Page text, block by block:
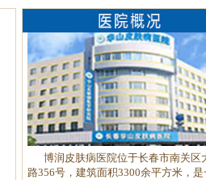
博润皮肤病医院位于长春市南关区
路356号，建筑面积3300余平方米，是